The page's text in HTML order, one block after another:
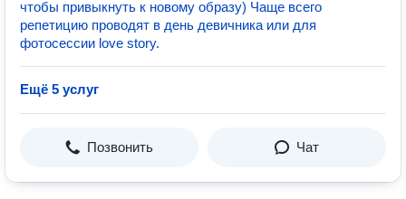
чтобы привыкнуть к новому образу) Чаще всего
репетицию проводят в день девичника или для
фотосессии love story.
Ещё 5 услуг
Позвонить Чат